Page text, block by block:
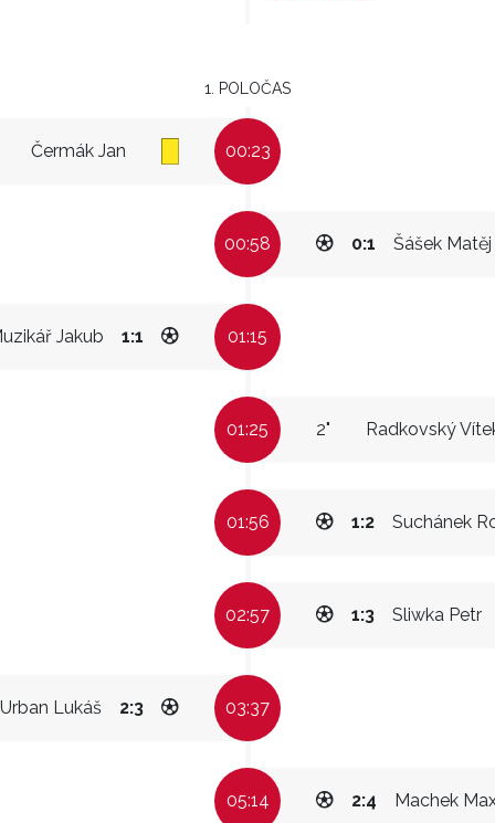
1. POLOČAS
Čermák Jan 00:23
00:58 Šášek Matěj
0:1
Jakub 1:1 01:15
01:25 Radkovský
2"
01:56 Suchánek
1:2
02:57 Sliwka Petr
1:3
Urban Lukáš 2:3 03:37
05:14 Machek
2:4